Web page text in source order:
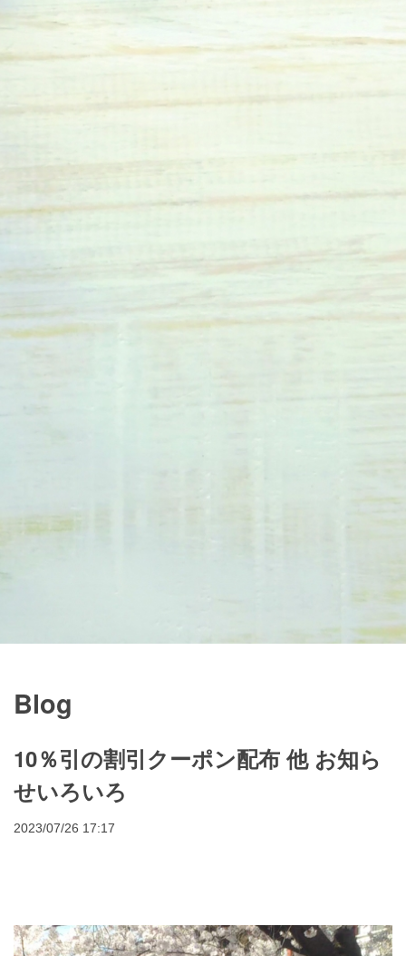
Blog
10％引の割引クーポン配布 他 お知ら
せいろいろ
2023/07/26 17:17